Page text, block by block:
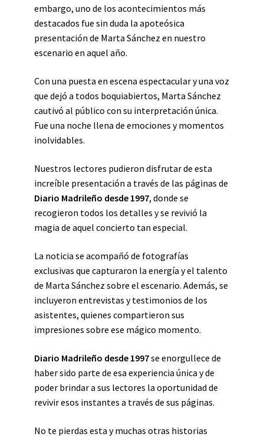
embargo, uno de los acontecimientos más
destacados fue sin duda la apoteósica
presentación de Marta Sánchez en nuestro
escenario en aquel año.
Con una puesta en escena espectacular y una voz
que dejó a todos boquiabiertos, Marta Sánchez
cautivó al público con su interpretación única.
Fue una noche llena de emociones y momentos
inolvidables.
Nuestros lectores pudieron disfrutar de esta
increíble presentación a través de las páginas de
Diario Madrileño desde 1997, donde se
recogieron todos los detalles y se revivió la
magia de aquel concierto tan especial.
La noticia se acompañó de fotografías
exclusivas que capturaron la energía y el talento
de Marta Sánchez sobre el escenario. Además, se
incluyeron entrevistas y testimonios de los
asistentes, quienes compartieron sus
impresiones sobre ese mágico momento.
Diario Madrileño desde 1997se enorgullece de
haber sido parte de esa experiencia única y de
poder brindar a sus lectores la oportunidad de
revivir esos instantes a través de sus páginas.
No te pierdas esta y muchas otras historias